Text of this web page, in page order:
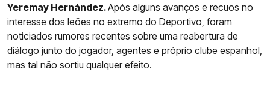
Yeremay Hernández.Após alguns avanços e recuos no
interesse dos leões no extremo do Deportivo, foram
noticiados rumores recentes sobre uma reabertura de
diálogo junto do jogador, agentes e próprio clube espanhol,
mas tal não sortiu qualquer efeito.